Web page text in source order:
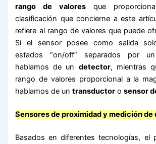
rango de valores que
clasificación que concierne a este
refiere al rango de valores que puede
Si el sensor posee como salida
estados “on/off” separados por
hablamos de un detector, mientras
rango de valores proporcional a la
hablamos de untransductor osensor
Sensores de proximidad y medición de
Basados en diferentes tecnologías, el